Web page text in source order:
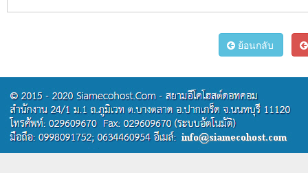
ย้อนกลับ